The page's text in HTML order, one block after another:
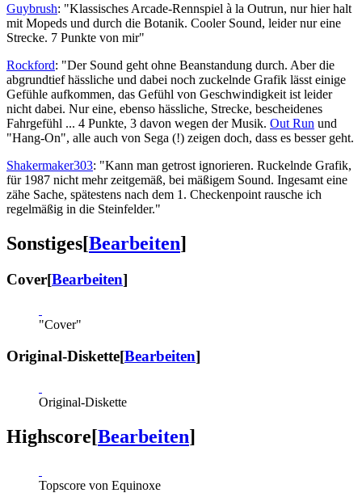
Guybrush: "Klassisches Arcade-Rennspiel à la Outrun, nur hier halt
mit Mopeds und durch die Botanik. Cooler Sound, leider nur eine
Strecke. 7 Punkte von mir"
Rockford: "Der Sound geht ohne Beanstandung durch. Aber die
abgrundtief hässliche und dabei noch zuckelnde Grafik lässt einige
Gefühle aufkommen, das Gefühl von Geschwindigkeit ist leider
nicht dabei. Nur eine, ebenso hässliche, Strecke, bescheidenes
Fahrgefühl ... 4 Punkte, 3 davon wegen der Musik. Out Run und
"Hang-On", alle auch von Sega (!) zeigen doch, dass es besser geht.
Shakermaker303: "Kann man getrost ignorieren. Ruckelnde Grafik,
für 1987 nicht mehr zeitgemäß, bei mäßigem Sound. Ingesamt eine
zähe Sache, spätestens nach dem 1. Checkenpoint rausche ich
regelmäßig in die Steinfelder."
Sonstiges[Bearbeiten]
Cover[Bearbeiten]
"Cover"
Original-Diskette[Bearbeiten]
Original-Diskette
Highscore[Bearbeiten]
Topscore von Equinoxe